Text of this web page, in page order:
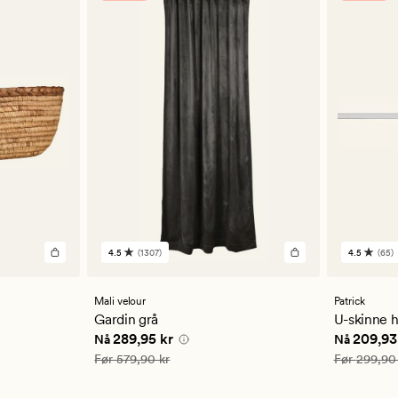
1307
en
gjennomsnittlig
vurdering
på
4.5
4.5 (1307)
Mali velour
Gardin grå
Nåværende pris
Nå 289,95 kr
Vanlig pris 579,90 kr
Før579,90 kr
65
en
på
4.5
4.5 (65)
Patrick
U-skinne
Nå
Vanlig pris
Før299,90